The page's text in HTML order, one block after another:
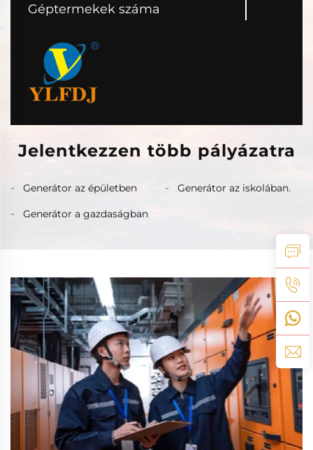
Géptermekek száma
Jelentkezzen több pályázatra
Generátor az épületben Generátor az iskolában.
Generátor a gazdaságban